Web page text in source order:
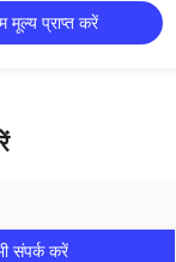
मूल्य प्राप्त करें
संपर्क करें